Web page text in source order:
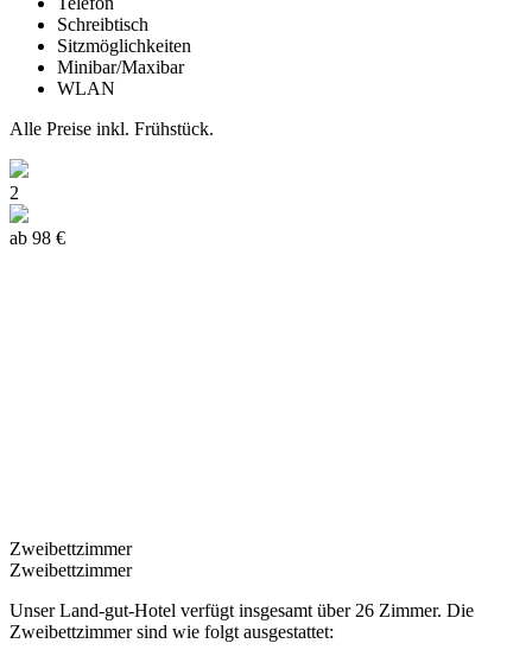
Schreibtisch
Sitzmöglichkeiten
Minibar/Maxibar
WLAN
Alle Preise inkl. Frühstück.
2
ab 98 €
Zweibettzimmer
Zweibettzimmer
Unser Land-gut-Hotel verfügt insgesamt über 26 Zimmer. Die
Zweibettzimmer sind wie folgt ausgestattet: